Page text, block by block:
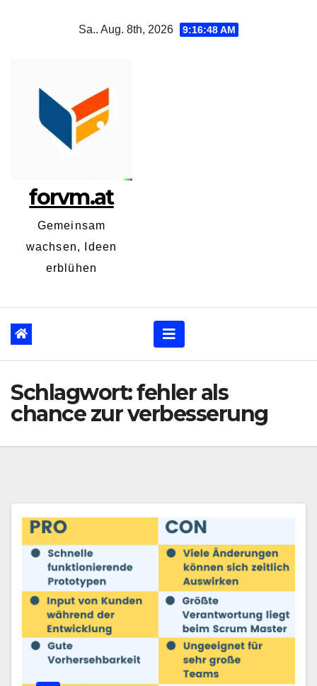
Sa.. Aug. 8th, 2026 9:16:49 AM
forvm.at
Gemeinsam
wachsen, Ideen
erblühen
Schlagwort:fehler als
chance zur verbesserung